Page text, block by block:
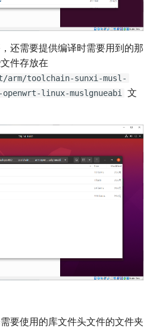
还需要提供编译时需要用到的那
件存放在
toolchain-sunxi-musl-
linux-muslgnueabi
文
要使用的库文件头文件的文件夹